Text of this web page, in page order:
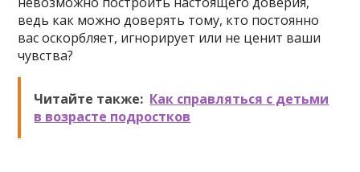
ведь как можно доверять тому, кто постоянно
вас оскорбляет, игнорирует или не ценит ваши
чувства?
Читайте также: Как справляться с детьми
в возрасте подростков